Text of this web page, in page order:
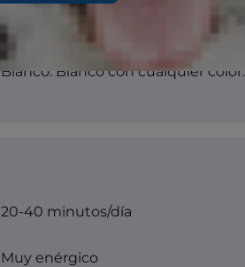
Departamento.
Blanco. Blanco con cualquier color.
20-40 minutos/día
Muy enérgico